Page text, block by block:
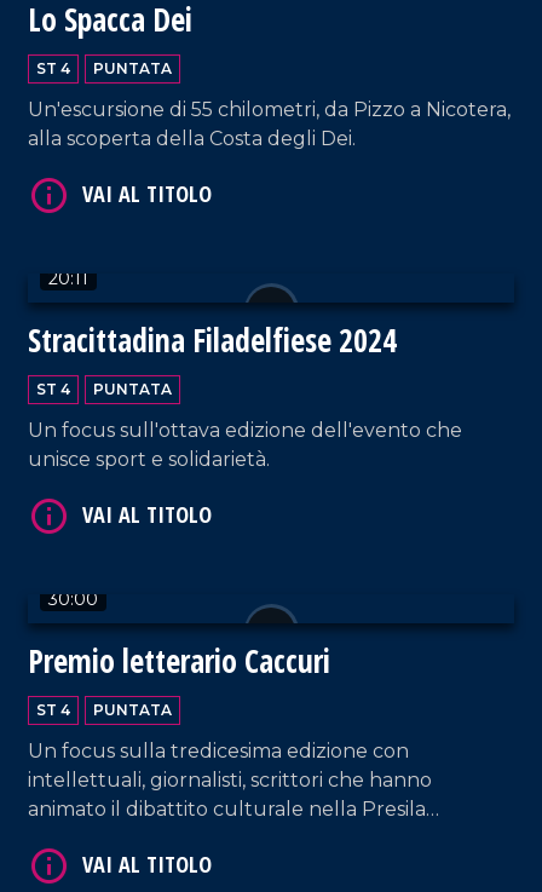
Lo Spacca Dei
ST 4 PUNTATA
Un'escursione di 55 chilometri, da Pizzo a Nicotera,
alla scoperta della Costa degli Dei.
20:11
Stracittadina Filadelfiese 2024
ST 4 PUNTATA
Un focus sull'ottava edizione dell'evento che
unisce sport e solidarietà.
30:00
Premio letterario Caccuri
ST 4 PUNTATA
Un focus sulla tredicesima edizione con
intellettuali, giornalisti, scrittori che hanno
animato il dibattito culturale nella Presila
VAI AL TITOLO
VAI AL TITOLO